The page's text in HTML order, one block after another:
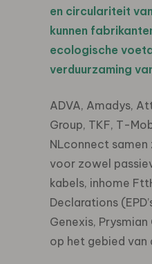
en circulariteit
kunnen
ecologische
verduurzaming
ADVA, Amadys,
Group, TKF, T-
NLconnect samen
voor zowel
kabels, inhome
Declarations
Genexis,
op het gebied van